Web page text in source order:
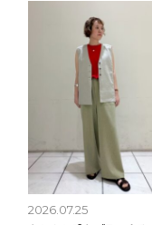
2026.07.25